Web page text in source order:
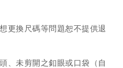
更換尺碼等問題恕不提供退
、未剪開之釦眼或口袋（自